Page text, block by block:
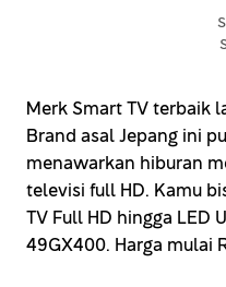
Merk Smart TV terbaik
Brand asal Jepang ini
menawarkan hiburan
televisi full HD. Kamu
TV Full HD hingga LED
49GX400. Harga mulai